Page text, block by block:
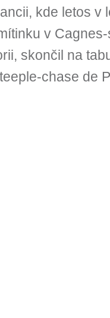
kde letos v
v
skončil na
chase de